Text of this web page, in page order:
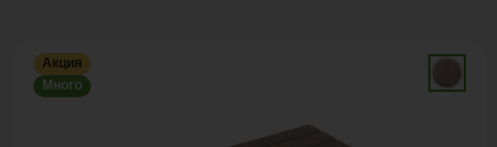
Акция
Много